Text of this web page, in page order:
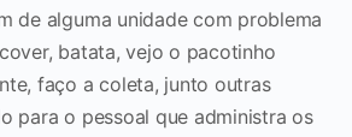
de alguma unidade com problema
batata, vejo o pacotinho
faço a coleta, junto outras
para o pessoal que administra os